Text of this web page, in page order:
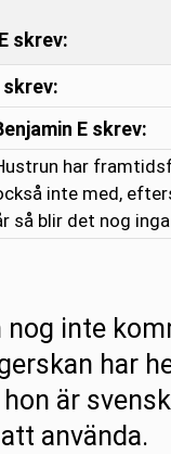
skrev:
skrev:
E skrev:
har
inte med,
så blir det nog
nog inte
har
hon är
använda.